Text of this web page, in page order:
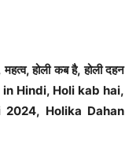
होली कब है, होली दहन
in Hindi, Holi kab hai,
Holika Dahan